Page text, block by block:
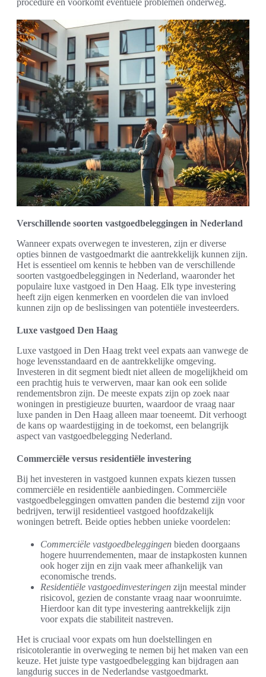
procedure en voorkomt eventuele problemen onderweg.
Verschillende soorten vastgoedbeleggingen in Nederland
Wanneer expats overwegen te investeren, zijn er diverse
opties binnen de vastgoedmarkt die aantrekkelijk kunnen zijn.
Het is essentieel om kennis te hebben van de verschillende
soorten vastgoedbeleggingen in Nederland, waaronder het
populaire luxe vastgoed in Den Haag. Elk type investering
heeft zijn eigen kenmerken en voordelen die van invloed
kunnen zijn op de beslissingen van potentiële investeerders.
Luxe vastgoed Den Haag
Luxe vastgoed in Den Haag trekt veel expats aan vanwege de
hoge levensstandaard en de aantrekkelijke omgeving.
Investeren in dit segment biedt niet alleen de mogelijkheid om
een prachtig huis te verwerven, maar kan ook een solide
rendementsbron zijn. De meeste expats zijn op zoek naar
woningen in prestigieuze buurten, waardoor de vraag naar
luxe panden in Den Haag alleen maar toeneemt. Dit verhoogt
de kans op waardestijging in de toekomst, een belangrijk
aspect van vastgoedbelegging Nederland.
Commerciële versus residentiële investering
Bij het investeren in vastgoed kunnen expats kiezen tussen
commerciële en residentiële aanbiedingen. Commerciële
vastgoedbeleggingen omvatten panden die bestemd zijn voor
bedrijven, terwijl residentieel vastgoed hoofdzakelijk
woningen betreft. Beide opties hebben unieke voordelen:
Commerciële vastgoedbeleggingen bieden doorgaans
hogere huurrendementen, maar de instapkosten kunnen
ook hoger zijn en zijn vaak meer afhankelijk van
economische trends.
Residentiële vastgoedinvesteringen zijn meestal minder
risicovol, gezien de constante vraag naar woonruimte.
Hierdoor kan dit type investering aantrekkelijk zijn
voor expats die stabiliteit nastreven.
Het is cruciaal voor expats om hun doelstellingen en
risicotolerantie in overweging te nemen bij het maken van een
keuze. Het juiste type vastgoedbelegging kan bijdragen aan
langdurig succes in de Nederlandse vastgoedmarkt.